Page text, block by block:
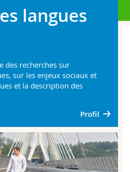
langues
des recherches sur
sur les enjeux sociaux et
et la description des
Profil